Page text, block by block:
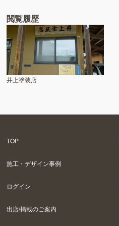
閲覧履歴
井上塗装店
TOP
施工・デザイン事例
ログイン
出店/掲載のご案内